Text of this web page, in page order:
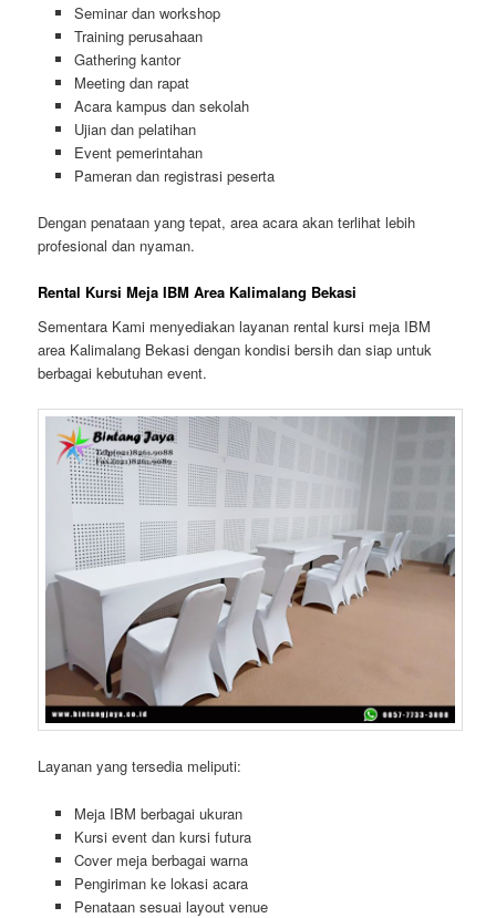
Seminar dan workshop
Training perusahaan
Gathering kantor
Meeting dan rapat
Acara kampus dan sekolah
Ujian dan pelatihan
Event pemerintahan
Pameran dan registrasi peserta
Dengan penataan yang tepat, area acara akan terlihat lebih
profesional dan nyaman.
Rental Kursi Meja IBM Area Kalimalang Bekasi
Sementara Kami menyediakan layanan rental kursi meja IBM
area Kalimalang Bekasi dengan kondisi bersih dan siap untuk
berbagai kebutuhan event.
Layanan yang tersedia meliputi:
Meja IBM berbagai ukuran
Kursi event dan kursi futura
Cover meja berbagai warna
Pengiriman ke lokasi acara
Penataan sesuai layout venue